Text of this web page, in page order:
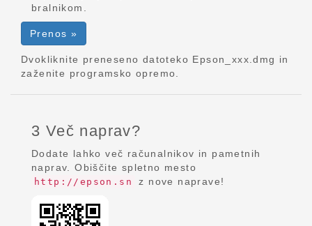
bralnikom.
Prenos »
Dvokliknite preneseno datoteko Epson_xxx.dmg in
zaženite programsko opremo.
3 Več naprav?
Dodate lahko več računalnikov in pametnih
naprav. Obiščite spletno mesto
http://epson.sn z nove naprave!